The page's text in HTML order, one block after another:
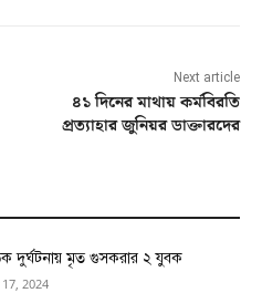
Next article
৪১ দিনের মাথায় কর্মবিরতি
প্রত্যাহার জুনিয়র ডাক্তারদের
দুর্ঘটনায় মৃত গুসকরার ২ যুবক
2024